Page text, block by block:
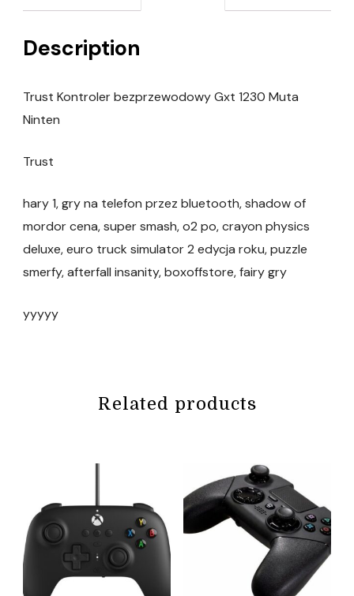
Description
Trust Kontroler bezprzewodowy Gxt 1230 Muta
Ninten
Trust
hary 1, gry na telefon przez bluetooth, shadow of
mordor cena, super smash, o2 po, crayon physics
deluxe, euro truck simulator 2 edycja roku, puzzle
smerfy, afterfall insanity, boxoffstore, fairy gry
yyyyy
Related products